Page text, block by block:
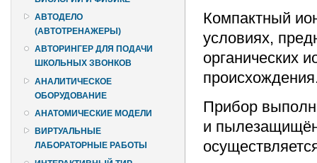
АВТОДЕЛО
(АВТОТРЕНАЖЕРЫ)
АВТОРИНГЕР ДЛЯ ПОДАЧИ
ШКОЛЬНЫХ ЗВОНКОВ
АНАЛИТИЧЕСКОЕ
ОБОРУДОВАНИЕ
АНАТОМИЧЕСКИЕ МОДЕЛИ
ВИРТУАЛЬНЫЕ
ЛАБОРАТОРНЫЕ РАБОТЫ
Компактный
условиях,
органических
Прибор
и